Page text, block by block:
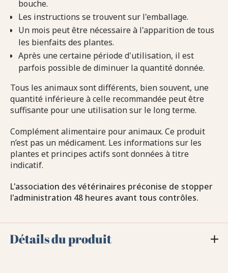
bouche.
Les instructions se trouvent sur l'emballage.
Un mois peut être nécessaire à l'apparition de tous
les bienfaits des plantes.
Après une certaine période d'utilisation, il est
parfois possible de diminuer la quantité donnée.
Tous les animaux sont différents, bien souvent, une
quantité inférieure à celle recommandée peut être
suffisante pour une utilisation sur le long terme.
Complément alimentaire pour animaux. Ce produit
n’est pas un médicament. Les informations sur les
plantes et principes actifs sont données à titre
indicatif.
L'association des vétérinaires préconise de stopper
l'administration 48 heures avant tous contrôles.
Détails du produit